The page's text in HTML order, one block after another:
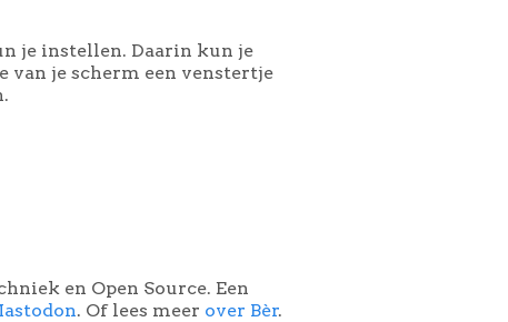
je instellen. Daarin kun je
van je scherm een venstertje
en Open Source. Een
. Of lees meer over Bèr.